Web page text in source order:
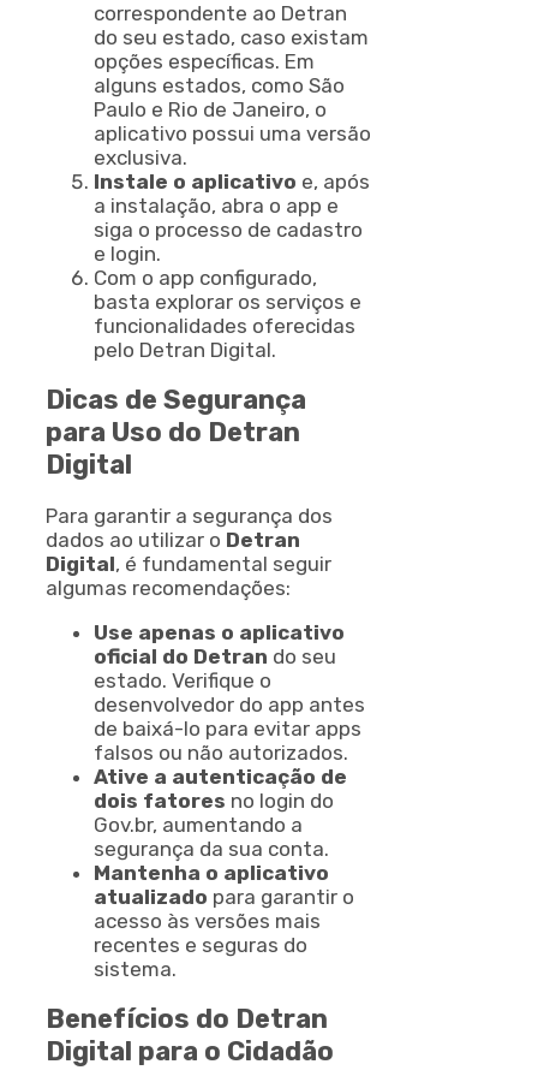
correspondente ao Detran
do seu estado, caso existam
opções específicas. Em
alguns estados, como São
Paulo e Rio de Janeiro, o
aplicativo possui uma versão
exclusiva.
Instale o aplicativo e, após
a instalação, abra o app e
siga o processo de cadastro
e login.
Com o app configurado,
basta explorar os serviços e
funcionalidades oferecidas
pelo Detran Digital.
Dicas de Segurança
para Uso do Detran
Digital
Para garantir a segurança dos
dados ao utilizar o Detran
Digital, é fundamental seguir
algumas recomendações:
Use apenas o aplicativo
oficial do Detran do seu
estado. Verifique o
desenvolvedor do app antes
de baixá-lo para evitar apps
falsos ou não autorizados.
Ative a autenticação de
dois fatores no login do
Gov.br, aumentando a
segurança da sua conta.
Mantenha o aplicativo
atualizado para garantir o
acesso às versões mais
recentes e seguras do
sistema.
Benefícios do Detran
Digital para o Cidadão